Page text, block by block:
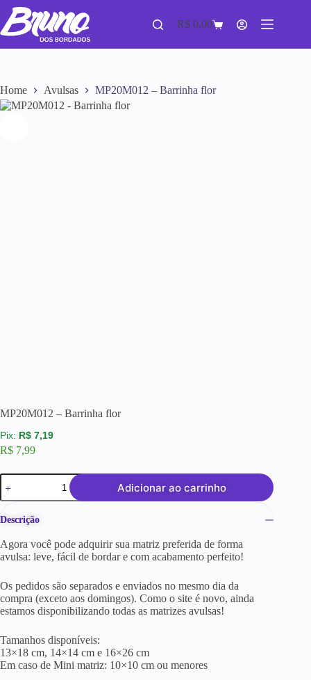
R$ 0,00
Home Avulsas MP20M012 – Barrinha flor
MP20M012 – Barrinha flor
R$ 7,19
R$ 7,99
Adicionar ao carrinho
Descrição
Agora você pode adquirir sua matriz preferida de forma
avulsa: leve, fácil de bordar e com acabamento perfeito!
Os pedidos são separados e enviados no mesmo dia da
compra (exceto aos domingos). Como o site é novo, ainda
estamos disponibilizando todas as matrizes avulsas!
Tamanhos disponíveis:
13×18 cm, 14×14 cm e 16×26 cm
Em caso de Mini matriz: 10×10 cm ou menores